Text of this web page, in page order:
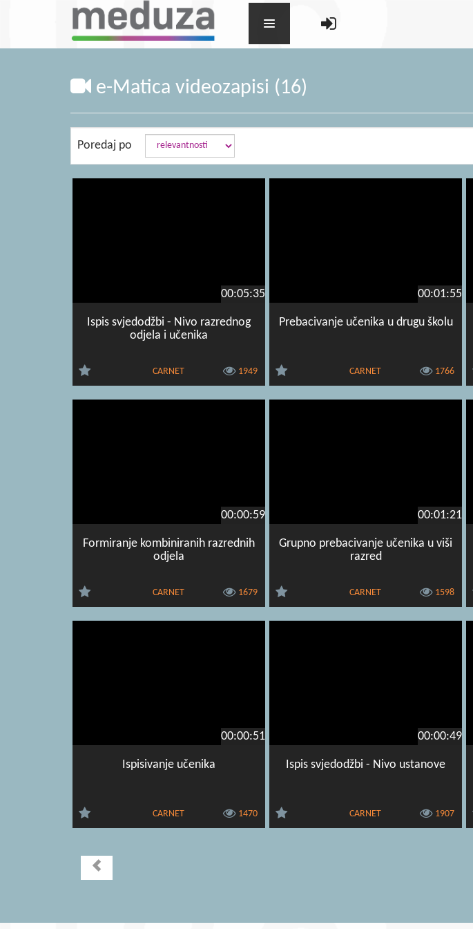
e-Matica videozapisi (16)
Poredaj po
00:05:35
Ispis svjedodžbi - Nivo razrednog
odjela i učenika
CARNET 1949
00:01:55
Prebacivanje učenika u drugu školu
CARNET 1766
00:00:59
Formiranje kombiniranih razrednih
odjela
CARNET 1679
00:01:21
Grupno prebacivanje učenika u viši
razred
CARNET 1598
00:00:51
Ispisivanje učenika
CARNET 1470
00:00:49
Ispis svjedodžbi - Nivo ustanove
CARNET 1907